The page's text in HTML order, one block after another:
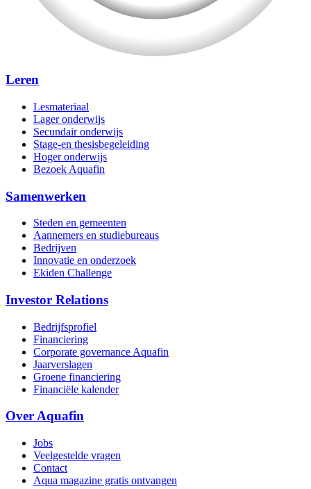
Leren
Lesmateriaal
Lager onderwijs
Secundair onderwijs
Stage-en thesisbegeleiding
Hoger onderwijs
Bezoek Aquafin
Samenwerken
Steden en gemeenten
Aannemers en studiebureaus
Bedrijven
Innovatie en onderzoek
Ekiden Challenge
Investor Relations
Bedrijfsprofiel
Financiering
Corporate governance Aquafin
Jaarverslagen
Groene financiering
Financiële kalender
Over Aquafin
Jobs
Veelgestelde vragen
Contact
Aqua magazine gratis ontvangen